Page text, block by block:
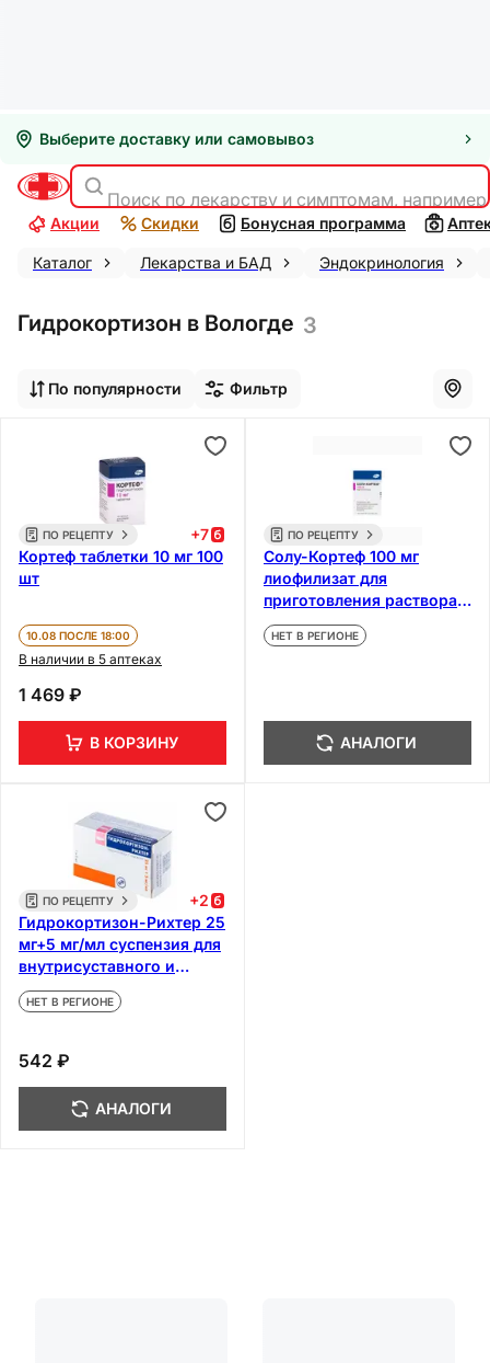
Выберите доставку или самовывоз
Поиск по лекарству и симптомам,
Акции Скидки Бонусная программа
Каталог Лекарства и БАД Эндокринология
Гидрокортизон в Вологде 3
По популярности Фильтр
ПО РЕЦЕПТУ +7
Кортеф таблетки 10 мг 100
шт
10.08 ПОСЛЕ 18:00
В наличии в 5 аптеках
1 469 ₽
В КОРЗИНУ
ПО РЕЦЕПТУ
Солу-Кортеф 100 мг
лиофилизат для
приготовления раствора
для инъекций 2 мл +
растворитель
НЕТ В РЕГИОНЕ
АНАЛОГИ
ПО РЕЦЕПТУ +2
Гидрокортизон-Рихтер 25
мг+5 мг/мл суспензия для
внутрисуставного и
околосуставного
введения 5 мл
НЕТ В РЕГИОНЕ
542 ₽
АНАЛОГИ